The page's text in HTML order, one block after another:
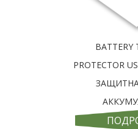
BATTERY
PROTECTOR